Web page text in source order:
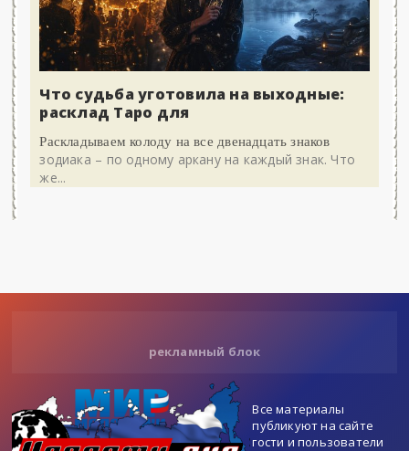
Что судьба уготовила на выходные:
расклад Таро для
Раскладываем колоду на все двенадцать знаков
зодиака – по одному аркану на каждый знак. Что
же...
рекламный блок
Все материалы
публикуют на сайте
гости и пользователи